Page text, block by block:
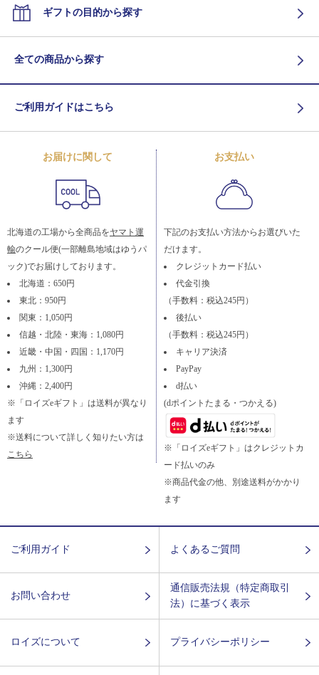
ギフトの目的から探す
全ての商品から探す
ご利用ガイドはこちら
お届けに関して
北海道の工場から全商品をヤマト運
輸のクール便(一部離島地域はゆうパ
ック)でお届けしております。
北海道：650円
東北：950円
関東：1,050円
信越・北陸・東海：1,080円
近畿・中国・四国：1,170円
九州：1,300円
沖縄：2,400円
※「ロイズeギフト」は送料が異なり
ます
※送料について詳しく知りたい方は
こちら
お支払い
下記のお支払い方法からお選びいた
だけます。
クレジットカード払い
代金引換
（手数料：税込245円）
後払い
（手数料：税込245円）
キャリア決済
PayPay
d払い
(dポイントたまる・つかえる)
※「ロイズeギフト」はクレジットカ
ード払いのみ
※商品代金の他、別途送料がかかり
ます
ご利用ガイド よくあるご質問
お問い合わせ
通信販売法規（特定商取引
法）に基づく表示
ロイズについて プライバシーポリシー